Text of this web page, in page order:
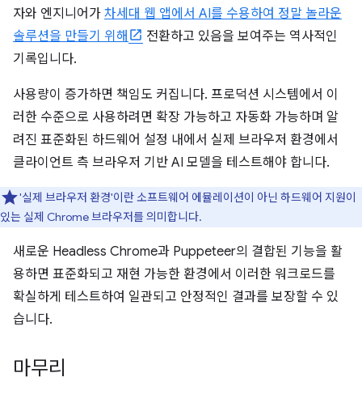
자와 엔지니어가 차세대 웹 앱에서 AI를 수용하여 정말 놀라운
솔루션을 만들기 위해
전환하고 있음을 보여주는 역사적인
기록입니다.
사용량이 증가하면 책임도 커집니다. 프로덕션 시스템에서 이
러한 수준으로 사용하려면 확장 가능하고 자동화 가능하며 알
려진 표준화된 하드웨어 설정 내에서 실제 브라우저 환경에서
클라이언트 측 브라우저 기반 AI 모델을 테스트해야 합니다.
'실제 브라우저 환경'이란 소프트웨어 에뮬레이션이 아닌 하드웨어 지원이
있는 실제 Chrome 브라우저를 의미합니다.
새로운 Headless Chrome과 Puppeteer의 결합된 기능을 활
용하면 표준화되고 재현 가능한 환경에서 이러한 워크로드를
확실하게 테스트하여 일관되고 안정적인 결과를 보장할 수 있
습니다.
마무리